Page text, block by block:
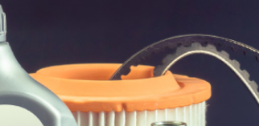
AV/AR
Compresseur
Condenseur
Électrovanne
Évaporateur
Mano